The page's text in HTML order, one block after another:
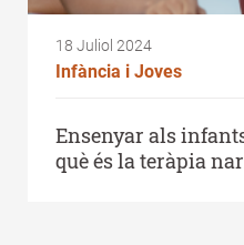
18 Juliol 2024
Infància i Joves
Ensenyar als
què és la teràpia